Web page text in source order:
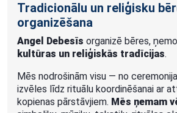
Tradicionālu un reliģisku
organizēšana
Angel Debesīs organizē bēres,
kultūras un reliģiskās tradīcijas.
Mēs nodrošinām visu — no
izvēles līdz rituālu koordinēšanai ar
kopienas pārstāvjiem. Mēs ņemam